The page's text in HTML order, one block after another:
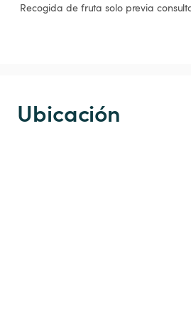
Recogida de fruta solo previa
Ubicación